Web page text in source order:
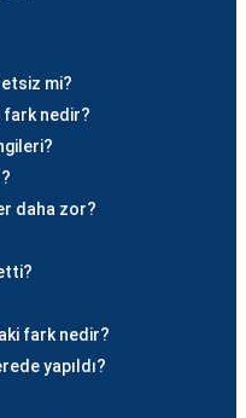
mi?
fark nedir?
daha zor?
fark nedir?
yapıldı?